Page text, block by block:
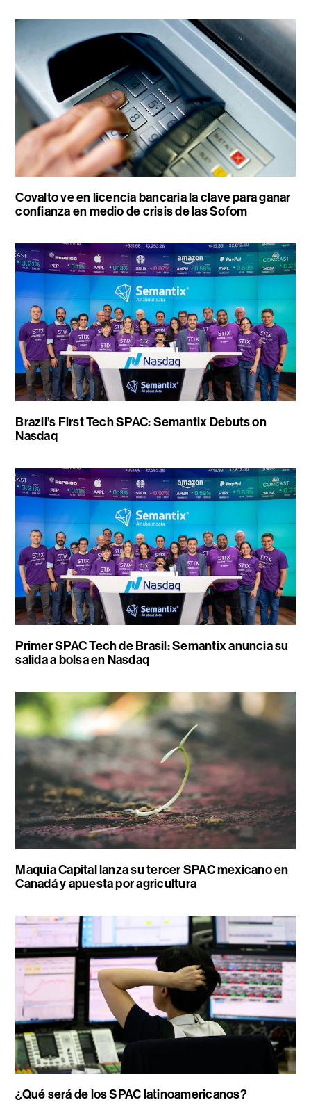
Covalto ve en licencia bancaria la clave para ganar
confianza en medio de crisis de las Sofom
Brazil’s First Tech SPAC: Semantix Debuts on
Nasdaq
Primer SPAC Tech de Brasil: Semantix anuncia su
salida a bolsa en Nasdaq
Maquia Capital lanza su tercer SPAC mexicano en
Canadá y apuesta por agricultura
¿Qué será de los SPAC latinoamericanos?